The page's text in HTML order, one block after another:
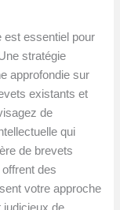
est essentiel pour
stratégie
approfondie sur
existants et
de
qui
de brevets
des
votre approche